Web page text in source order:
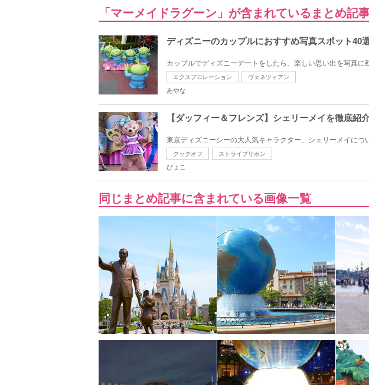
「マーメイドラグーン」が含まれているまとめ記
ディズニーのカップルにおすすめ写真スポット40
カップルでディズニーデートをしたら、楽しい思い出を写真
エクスプロレーション ヴェネツィアン
あやな
【ダッフィー＆フレンズ】シェリーメイを徹底
東京ディズニーシーの大人気キャラクター、シェリーメイに
クックオフ ストライプリボン
ぴょこ
同じまとめ記事に含まれている画像一覧